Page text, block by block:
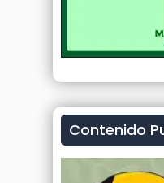
Contenido